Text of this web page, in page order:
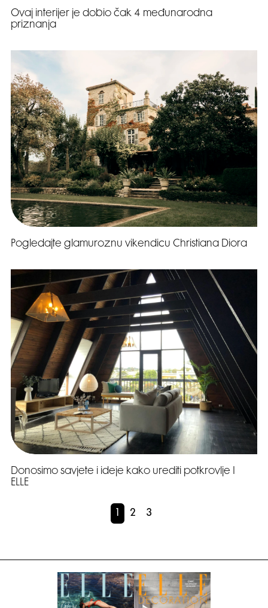
Ovaj interijer je dobio čak 4 međunarodna
priznanja
Pogledajte glamuroznu vikendicu Christiana Diora
Donosimo savjete i ideje kako urediti potkrovlje I
ELLE
2 3